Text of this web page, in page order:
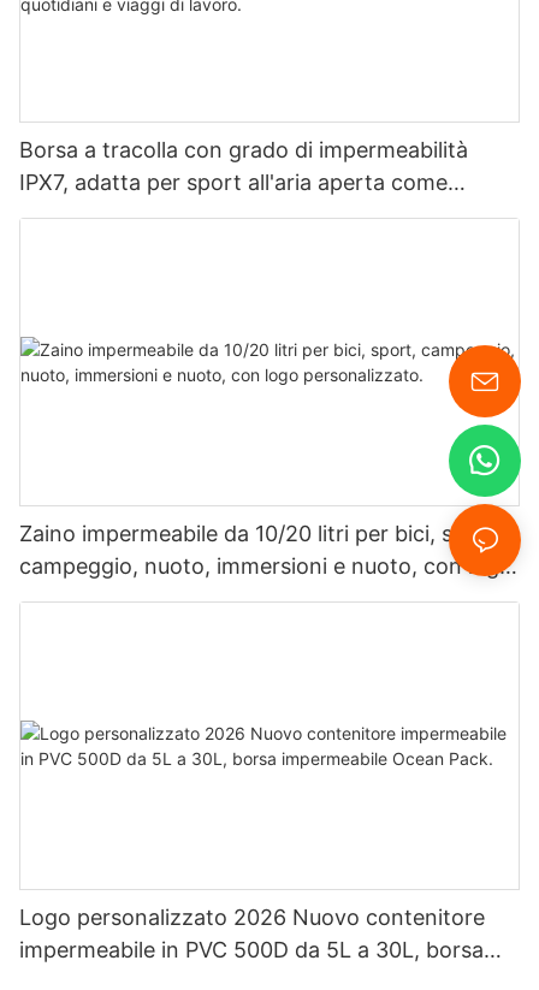
Borsa a tracolla con grado di impermeabilità
IPX7, adatta per sport all'aria aperta come
rafting, speleologia, viaggi quotidiani e viaggi di
Zaino impermeabile da 10/20 litri per bici, sport,
campeggio, nuoto, immersioni e nuoto, con logo
personalizzato.
Logo personalizzato 2026 Nuovo contenitore
impermeabile in PVC 500D da 5L a 30L, borsa